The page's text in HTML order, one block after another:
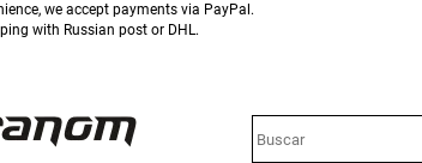
we accept payments via PayPal.
with Russian post or DHL.